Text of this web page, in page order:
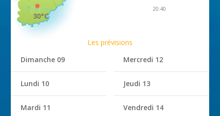
30°C
20:40
Les prévisions
Dimanche 09
Lundi 10
Mardi 11
Mercredi 12
Jeudi 13
Vendredi 14